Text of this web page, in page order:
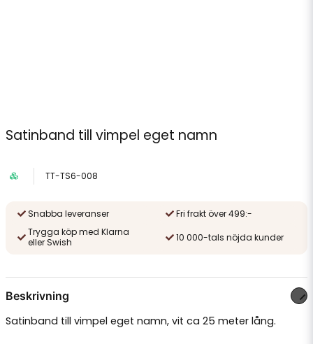
Satinband till vimpel eget namn
TT-TS6-008
Snabba leveranser
Fri frakt över 499:-
Trygga köp med Klarna
eller Swish
10 000-tals nöjda kunder
Beskrivning
Satinband till vimpel eget namn, vit ca 25 meter lång.